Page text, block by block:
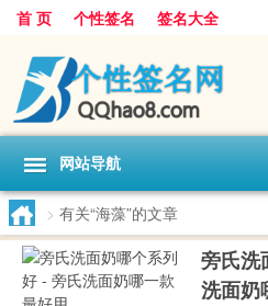
首 页 个性签名 签名大全
网站导航
> 有关“海藻”的文章
旁氏洗
洗面奶